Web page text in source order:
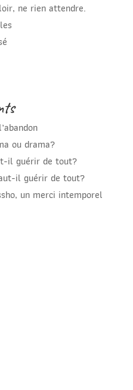
ne rien attendre.
ou drama?
il guérir de tout?
il guérir de tout?
un merci intemporel